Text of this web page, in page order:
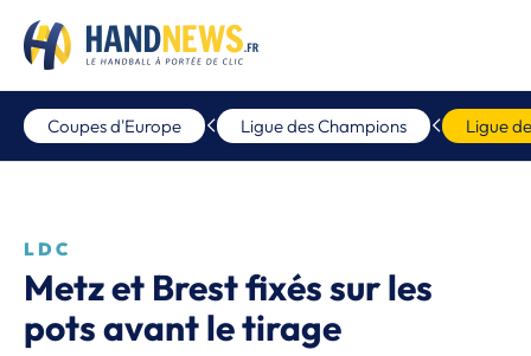
Coupes d'Europe Ligue des Champions Ligue
LDC
Metz et Brest fixés sur les
pots avant le tirage